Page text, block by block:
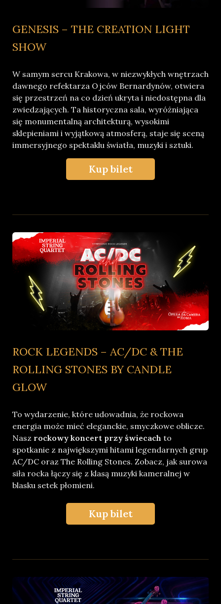
GENESIS – THE CREATION LIGHT
SHOW
W samym sercu Krakowa, w niezwykłych wnętrzach
dawnego refektarza Ojców Bernardynów, otwiera
się przestrzeń na co dzień ukryta i niedostępna dla
zwiedzających. Ta historyczna sala, wyróżniająca
się monumentalną architekturą, wysokimi
sklepieniami i wyjątkową atmosferą, staje się sceną
immersyjnego spektaklu światła, muzyki i sztuki.
Kup bilet
ROCK LEGENDS – AC/DC & THE
ROLLING STONES BY CANDLE
GLOW
To wydarzenie, które udowadnia, że rockowa
energia może mieć eleganckie, smyczkowe oblicze.
Nasz rockowy koncert przy świecach to
spotkanie z największymi hitami legendarnych grup
AC/DC oraz The Rolling Stones. Zobacz, jak surowa
siła rocka łączy się z klasą muzyki kameralnej w
blasku setek płomieni.
Kup bilet